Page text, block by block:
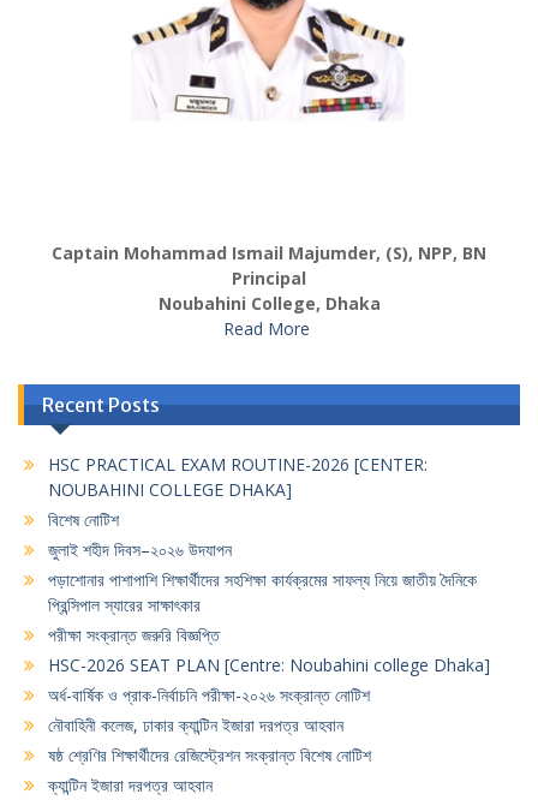
Captain Mohammad Ismail Majumder, (S), NPP, BN
Principal
Noubahini College, Dhaka
Read More
Recent Posts
HSC PRACTICAL EXAM ROUTINE-2026 [CENTER:
NOUBAHINI COLLEGE DHAKA]
বিশেষ নোটিশ
জুলাই শহীদ দিবস–২০২৬ উদযাপন
পড়াশোনার পাশাপাশি শিক্ষার্থীদের সহশিক্ষা কার্যক্রমের সাফল্য নিয়ে জাতীয় দৈনিকে
প্রিন্সিপাল স্যারের সাক্ষাৎকার
পরীক্ষা সংক্রান্ত জরুরি বিজ্ঞপ্তি
HSC-2026 SEAT PLAN [Centre: Noubahini college Dhaka]
অর্ধ-বার্ষিক ও প্রাক-নির্বাচনি পরীক্ষা-২০২৬ সংক্রান্ত নোটিশ
নৌবাহিনী কলেজ, ঢাকার ক্যান্টিন ইজারা দরপত্র আহবান
ষষ্ঠ শ্রেণির শিক্ষার্থীদের রেজিস্ট্রেশন সংক্রান্ত বিশেষ নোটিশ
ক্যান্টিন ইজারা দরপত্র আহবান